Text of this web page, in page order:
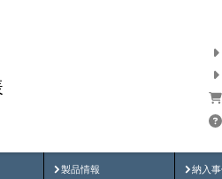
製品情報
製品動画 納入
納